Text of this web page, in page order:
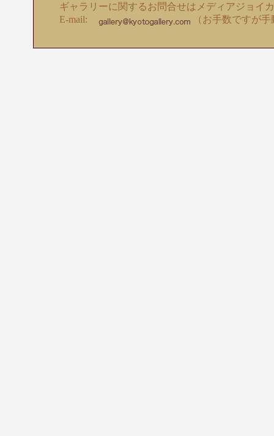
ギャラリーに関するお問合せはメディアジョイ
E-mail:
（お手数ですが